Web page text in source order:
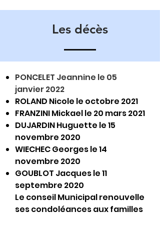
Les décès
PONCELET Jeannine le 05
janvier 2022
ROLAND Nicole le octobre 2021
FRANZINI Mickael le 20 mars 2021
DUJARDIN Huguette le 15
novembre 2020
WIECHEC Georges le 14
novembre 2020
GOUBLOT Jacques le 11
septembre 2020
Le conseil Municipal renouvelle
ses condoléances aux familles